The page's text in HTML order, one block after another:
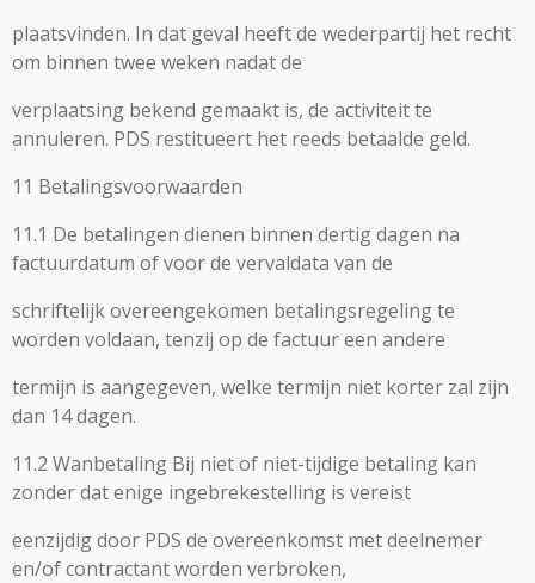
plaatsvinden. In dat geval heeft de wederpartij het recht
om binnen twee weken nadat de
verplaatsing bekend gemaakt is, de activiteit te
annuleren. PDS restitueert het reeds betaalde geld.
11 Betalingsvoorwaarden
11.1 De betalingen dienen binnen dertig dagen na
factuurdatum of voor de vervaldata van de
schriftelijk overeengekomen betalingsregeling te
worden voldaan, tenzij op de factuur een andere
termijn is aangegeven, welke termijn niet korter zal zijn
dan 14 dagen.
11.2 Wanbetaling Bij niet of niet-tijdige betaling kan
zonder dat enige ingebrekestelling is vereist
eenzijdig door PDS de overeenkomst met deelnemer
en/of contractant worden verbroken,